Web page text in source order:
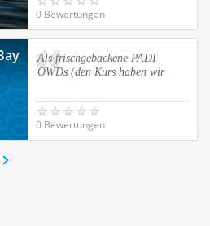
0 Bewertungen
Als frischgebackene PADI
OWDs (den Kurs haben wir
0 Bewertungen